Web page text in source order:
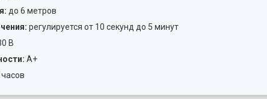
до 6 метров
регулируется от 10 секунд до 5 минут
В
A+